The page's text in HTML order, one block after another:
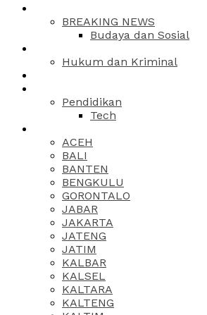
BREAKING NEWS
Budaya dan Sosial
Hukum dan Kriminal
Pendidikan
Tech
ACEH
BALI
BANTEN
BENGKULU
GORONTALO
JABAR
JAKARTA
JATENG
JATIM
KALBAR
KALSEL
KALTARA
KALTENG